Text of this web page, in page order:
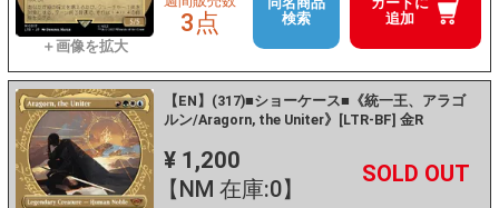
追加
3点
検索
【EN】(317)■ショーケース■《統一王、アラゴ
ルン/Aragorn, the Uniter》[LTR-BF] 金R
¥ 1,200
【NM 在庫:0】
－ +